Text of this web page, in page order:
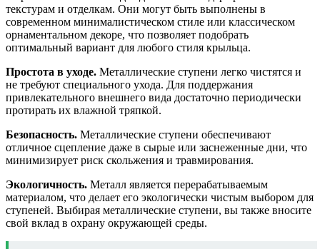
текстурам и отделкам. Они могут быть выполнены в
современном минималистическом стиле или классическом
орнаментальном декоре, что позволяет подобрать
оптимальный вариант для любого стиля крыльца.
Простота в уходе. Металлические ступени легко чистятся и
не требуют специального ухода. Для поддержания
привлекательного внешнего вида достаточно периодически
протирать их влажной тряпкой.
Безопасность. Металлические ступени обеспечивают
отличное сцепление даже в сырые или заснеженные дни, что
минимизирует риск скольжения и травмирования.
Экологичность. Металл является перерабатываемым
материалом, что делает его экологически чистым выбором для
ступеней. Выбирая металлические ступени, вы также вносите
свой вклад в охрану окружающей среды.